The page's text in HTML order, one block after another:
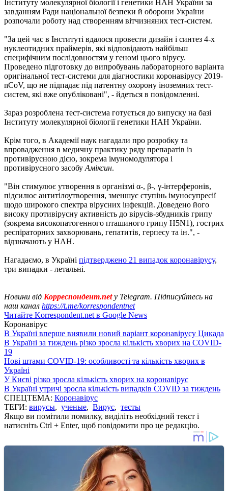
Інституту молекулярної біології і генетики НАН України за
завданням Ради національної безпеки й оборони України
розпочали роботу над створенням вітчизняних тест-систем.
"За цей час в Інституті вдалося провести дизайн і синтез 4-х
нуклеотидних праймерів, які відповідають найбільш
специфічним послідовностям у геномі цього вірусу.
Проведено підготовку до випробувань лабораторного варіанта
оригінальної тест-системи для діагностики коронавірусу 2019-
nCoV, що не підпадає під патентну охорону іноземних тест-
систем, які вже опубліковані", - йдеться в повідомленні.
Зараз розроблена тест-система готується до випуску на базі
Інституту молекулярної біології генетики НАН України.
Крім того, в Академії наук нагадали про розробку та
впровадження в медичну практику ряду препаратів із
противірусною дією, зокрема імуномодулятора і
противірусного засобу Аміксин.
"Він стимулює утворення в організмі α-, β-, γ-інтерферонів,
підсилює антитілоутворення, зменшує ступінь імуносупресії
щодо широкого спектра вірусних інфекцій. Доведено його
високу противірусну активність до вірусів-збудників грипу
(зокрема високопатогенного пташиного грипу H5N1), гострих
респіраторних захворювань, гепатитів, герпесу та ін.", -
відзначають у НАН.
Нагадаємо, в Україні підтверджено 21 випадок коронавірусу,
три випадки - летальні.
Новини від Корреспондент.netу Telegram. Підписуйтесь на
наш канал https://t.me/korrespondentnet
Читайте Korrespondent.net в Google News
Коронавірус
В Україні вперше виявили новий варіант коронавірусу Цикада
В Україні за тиждень різко зросла кількість хворих на COVID-
19
Нові штами COVID-19: особливості та кількість хворих в
Україні
У Києві різко зросла кількість хворих на коронавірус
В Україні утричі зросла кількість випадків COVID за тиждень
СПЕЦТЕМА: Коронавірус
ТЕГИ: вирусы, ученые, Вирус, тесты
Якщо ви помітили помилку, виділіть необхідний текст і
натисніть Ctrl + Enter, щоб повідомити про це редакцію.